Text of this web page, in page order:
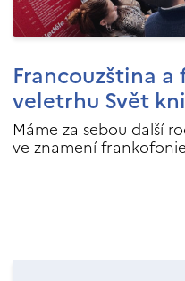
Francouzština
veletrhu Svět
Máme za sebou další
ve znamení